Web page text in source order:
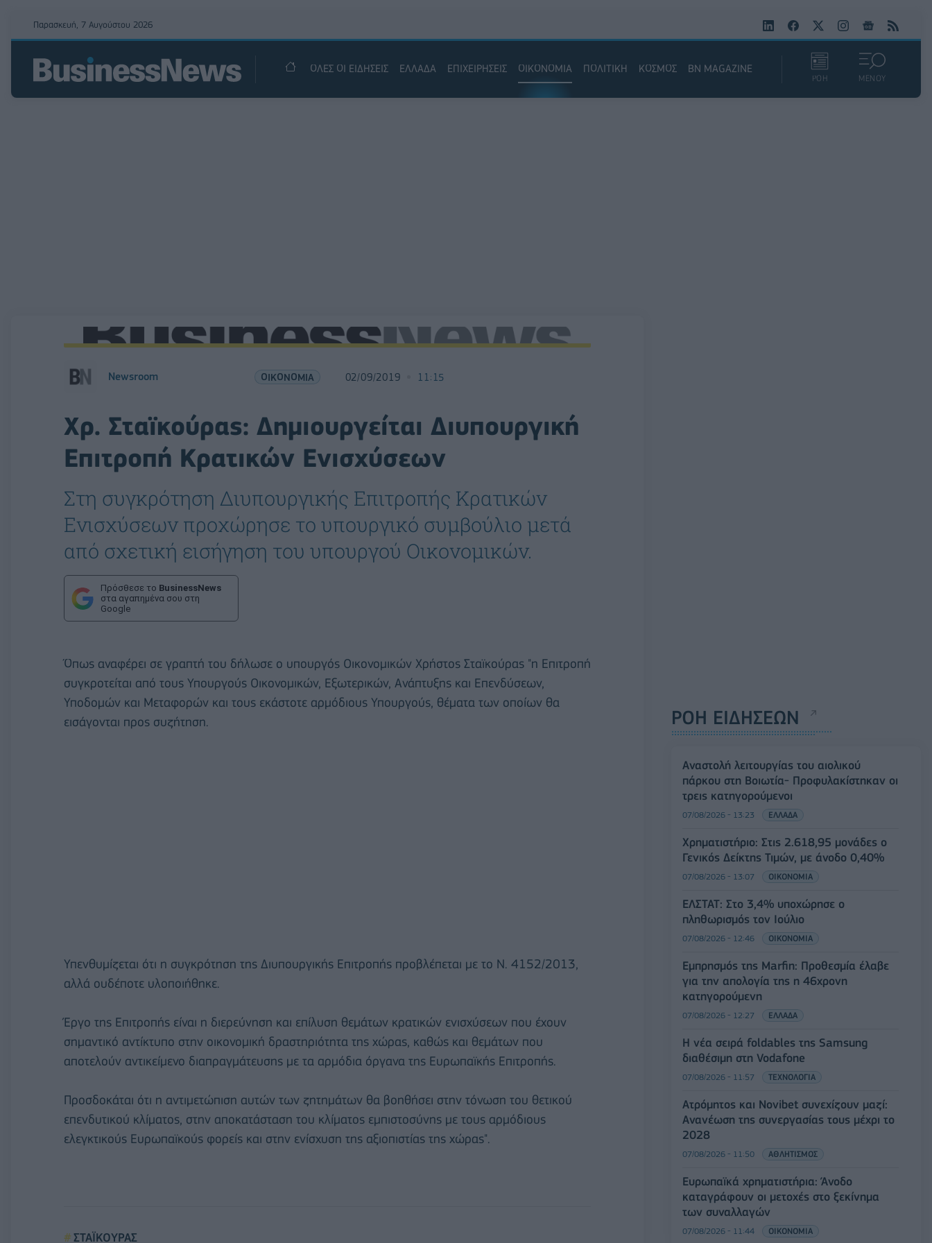
Παρασκευή, 7 Αυγούστου 2026
ΟΛΕΣ ΟΙ ΕΙΔΗΣΕΙΣ ΕΛΛΑΔΑ ΕΠΙΧΕΙΡΗΣΕΙΣ ΟΙΚΟΝΟΜΙΑ ΠΟΛΙΤΙΚΗ ΚΟΣΜΟΣ BN MAGAZINE
ΡΟΗ ΜΕΝΟΥ
Newsroom ΟΙΚΟΝΟΜΙΑ 02/09/2019 11:15
Χρ. Σταϊκούρας: Δημιουργείται Διυπουργική
Επιτροπή Κρατικών Ενισχύσεων
Στη συγκρότηση Διυπουργικής Επιτροπής Κρατικών
Ενισχύσεων προχώρησε το υπουργικό συμβούλιο μετά
από σχετική εισήγηση του υπουργού Οικονομικών.
Πρόσθεσε το BusinessNews
στα αγαπημένα σου στη
Google
Όπως αναφέρει σε γραπτή του δήλωσε ο υπουργός Οικονομικών Χρήστος Σταϊκούρας "η Επιτροπή
συγκροτείται από τους Υπουργούς Οικονομικών, Εξωτερικών, Ανάπτυξης και Επενδύσεων,
Υποδομών και Μεταφορών και τους εκάστοτε αρμόδιους Υπουργούς, θέματα των οποίων θα
εισάγονται προς συζήτηση.
Υπενθυμίζεται ότι η συγκρότηση της Διυπουργικής Επιτροπής προβλέπεται με το Ν. 4152/2013,
αλλά ουδέποτε υλοποιήθηκε.
Έργο της Επιτροπής είναι η διερεύνηση και επίλυση θεμάτων κρατικών ενισχύσεων που έχουν
σημαντικό αντίκτυπο στην οικονομική δραστηριότητα της χώρας, καθώς και θεμάτων που
αποτελούν αντικείμενο διαπραγμάτευσης με τα αρμόδια όργανα της Ευρωπαϊκής Επιτροπής.
Προσδοκάται ότι η αντιμετώπιση αυτών των ζητημάτων θα βοηθήσει στην τόνωση του θετικού
επενδυτικού κλίματος, στην αποκατάσταση του κλίματος εμπιστοσύνης με τους αρμόδιους
ελεγκτικούς Ευρωπαϊκούς φορείς και στην ενίσχυση της αξιοπιστίας της χώρας".
ΣΤΑΪΚΟΥΡΑΣ
ΡΟΗ ΕΙΔΗΣΕΩΝ
Αναστολή λειτουργίας του αιολικού
πάρκου στη Βοιωτία- Προφυλακίστηκαν οι
τρεις κατηγορούμενοι
07/08/2026 - 13:23 ΕΛΛΑΔΑ
Χρηματιστήριο: Στις 2.618,95 μονάδες ο
Γενικός Δείκτης Τιμών, με άνοδο 0,40%
07/08/2026 - 13:07 ΟΙΚΟΝΟΜΙΑ
ΕΛΣΤΑΤ: Στο 3,4% υποχώρησε ο
πληθωρισμός τον Ιούλιο
07/08/2026 - 12:46 ΟΙΚΟΝΟΜΙΑ
Εμπρησμός της Marfin: Προθεσμία έλαβε
για την απολογία της η 46χρονη
κατηγορούμενη
07/08/2026 - 12:27 ΕΛΛΑΔΑ
Η νέα σειρά foldables της Samsung
διαθέσιμη στη Vodafone
07/08/2026 - 11:57 ΤΕΧΝΟΛΟΓΙΑ
Ατρόμητος και Novibet συνεχίζουν μαζί:
Ανανέωση της συνεργασίας τους μέχρι το
2028
07/08/2026 - 11:50 ΑΘΛΗΤΙΣΜΟΣ
Ευρωπαϊκά χρηματιστήρια: Άνοδο
καταγράφουν οι μετοχές στο ξεκίνημα
των συναλλαγών
07/08/2026 - 11:44 ΟΙΚΟΝΟΜΙΑ